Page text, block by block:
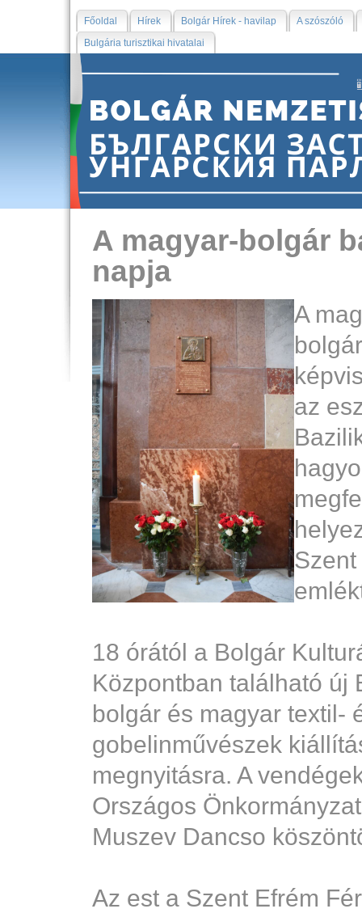
Főoldal Hírek Bolgár Hírek - havilap
A szószóló
Bulgária turisztikai hivatalai
A magyar-bolgár
napja
A
az
18 órától a Bolgár
Központban található új
bolgár és magyar textil-
gobelinművészek
megnyitásra. A
Országos
Muszev Dancso
Az est a Szent Efrém